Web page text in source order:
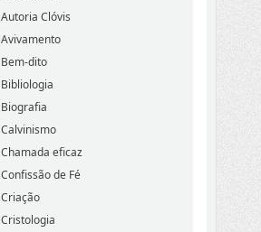
Autoria Clóvis
Avivamento
Bem-dito
Bibliologia
Biografia
Calvinismo
Chamada eficaz
Confissão de Fé
Criação
Cristologia